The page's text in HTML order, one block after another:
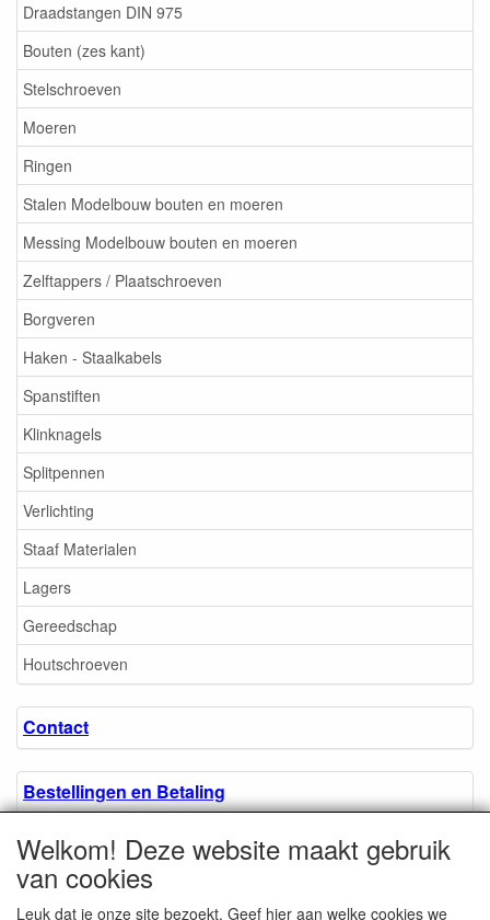
Draadstangen DIN 975
Bouten (zes kant)
Stelschroeven
Moeren
Ringen
Stalen Modelbouw bouten en moeren
Messing Modelbouw bouten en moeren
Zelftappers / Plaatschroeven
Borgveren
Haken - Staalkabels
Spanstiften
Klinknagels
Splitpennen
Verlichting
Staaf Materialen
Lagers
Gereedschap
Houtschroeven
Contact
Bestellingen en Betaling
Algemene voorwaarden
Welkom! Deze website maakt gebruik
van cookies
Leuk dat je onze site bezoekt. Geef hier aan welke cookies we